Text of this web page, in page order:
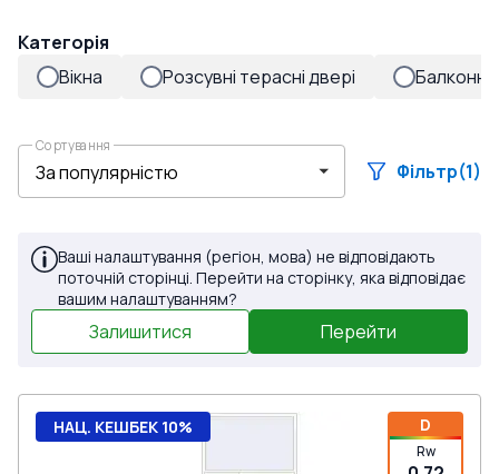
Категорія
Вікна
Розсувні терасні двері Балконні
Сортування
Фільтр(1)
Ваші налаштування (регіон, мова) не відповідають
поточній сторінці. Перейти на сторінку, яка відповідає
вашим налаштуванням?
Залишитися Перейти
D
Rw
НАЦ. КЕШБЕК 10%